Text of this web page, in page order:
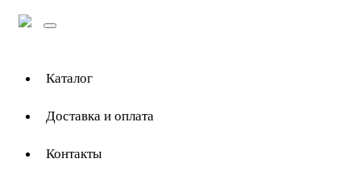
Toggle
Каталог
Доставка и оплата
Контакты